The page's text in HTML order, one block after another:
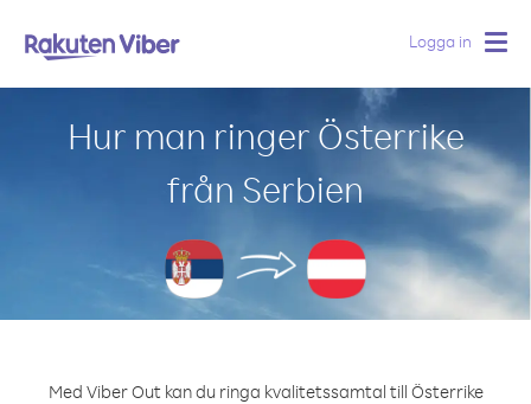
Logga in
Hur man ringer Österrike
från Serbien
Med Viber Out kan du ringa kvalitetssamtal till Österrike